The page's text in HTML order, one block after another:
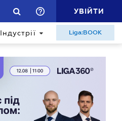
УВІЙТИ
Індустрії Liga:BOOK